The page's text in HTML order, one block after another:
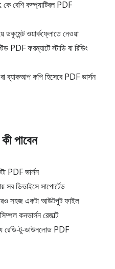
বেশি কম্প্যাটিবল PDF
ডকুমেন্ট ওয়ার্কফ্লোতে নেওয়া
PDF ফরম্যাটে স্টাডি বা রিডিং
ব্যাকআপ কপি হিসেবে PDF ভার্সন
পাবেন
PDF ভার্সন
সব ডিভাইসে সাপোর্টেড
সহজ একটা আউটপুট ফাইল
কনভার্সন রেজাল্ট
রেডি‑টু‑ডাউনলোড PDF